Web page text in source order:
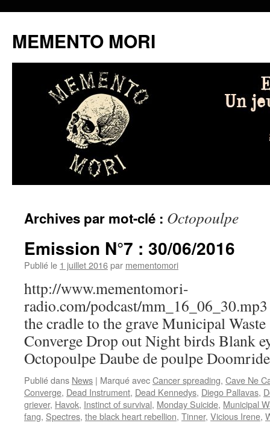
MEMENTO MORI
au
contenu
Archives par mot-clé : Octopoulpe
Emission N°7 : 30/06/2016
Publié le 1 juillet 2016par mementomori
http://www.mementomori-
radio.com/podcast/
the cradle to the grave Municipal
Converge Drop out Night birds Blank
Octopoulpe Daube de poulpe
Publié dans News | Marqué avecCancer spreading, Cave Ne
Converge, Dead Instrument, Dead Kennedys, Diego Pallavas,
griever, Havok, Instinct of survival, Monday Suicide, Municipal
fang, Spectres, the black heart rebellion, Tinner, Vicious Irene,